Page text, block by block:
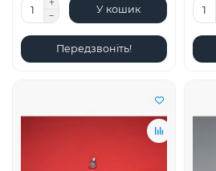
У кошик
Передзвоніть!